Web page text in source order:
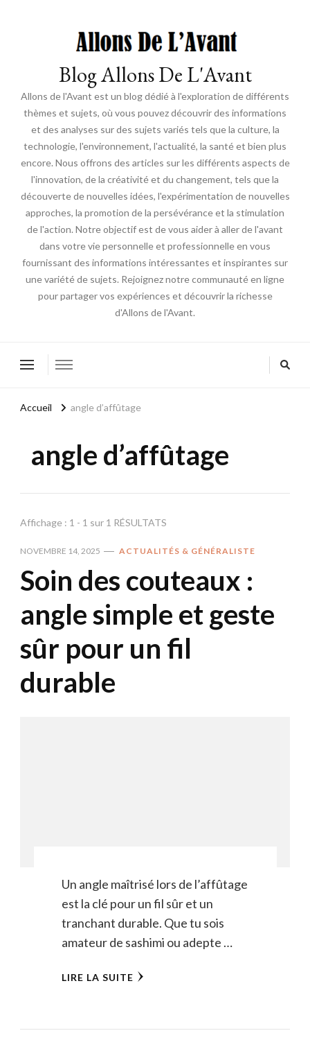
Blog Allons De L'Avant
Allons de l'Avant est un blog dédié à l'exploration de différents
thèmes et sujets, où vous pouvez découvrir des informations
et des analyses sur des sujets variés tels que la culture, la
technologie, l'environnement, l'actualité, la santé et bien plus
encore. Nous offrons des articles sur les différents aspects de
l'innovation, de la créativité et du changement, tels que la
découverte de nouvelles idées, l'expérimentation de nouvelles
approches, la promotion de la persévérance et la stimulation
de l'action. Notre objectif est de vous aider à aller de l'avant
dans votre vie personnelle et professionnelle en vous
fournissant des informations intéressantes et inspirantes sur
une variété de sujets. Rejoignez notre communauté en ligne
pour partager vos expériences et découvrir la richesse
d'Allons de l'Avant.
Accueil angle d’affûtage
angle d’affûtage
Affichage : 1 - 1 sur 1 RÉSULTATS
NOVEMBRE 14, 2025 ACTUALITÉS & GÉNÉRALISTE
Soin des couteaux :
angle simple et geste
sûr pour un fil
durable
Un angle maîtrisé lors de l’affûtage
est la clé pour un fil sûr et un
tranchant durable. Que tu sois
amateur de sashimi ou adepte …
LIRE LA SUITE